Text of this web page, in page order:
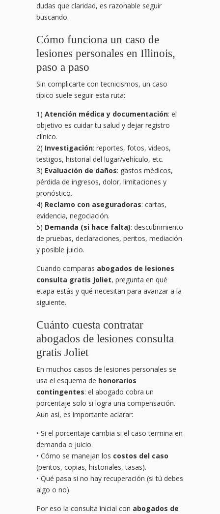
dudas que claridad, es razonable seguir
buscando.
Cómo funciona un caso de
lesiones personales en Illinois,
paso a paso
Sin complicarte con tecnicismos, un caso
típico suele seguir esta ruta:
1) Atención médica y documentación: el
objetivo es cuidar tu salud y dejar registro
clínico.
2) Investigación: reportes, fotos, videos,
testigos, historial del lugar/vehículo, etc.
3) Evaluación de daños: gastos médicos,
pérdida de ingresos, dolor, limitaciones y
pronóstico.
4) Reclamo con aseguradoras: cartas,
evidencia, negociación.
5) Demanda (si hace falta): descubrimiento
de pruebas, declaraciones, peritos, mediación
y posible juicio.
Cuando comparas abogados de lesiones
consulta gratis Joliet, pregunta en qué
etapa estás y qué necesitan para avanzar a la
siguiente.
Cuánto cuesta contratar
abogados de lesiones consulta
gratis Joliet
En muchos casos de lesiones personales se
usa el esquema de honorarios
contingentes: el abogado cobra un
porcentaje solo si logra una compensación.
Aun así, es importante aclarar:
• Si el porcentaje cambia si el caso termina en
demanda o juicio.
• Cómo se manejan los costos del caso
(peritos, copias, historiales, tasas).
• Qué pasa si no hay recuperación (si tú debes
algo o no).
Por eso la consulta inicial con abogados de